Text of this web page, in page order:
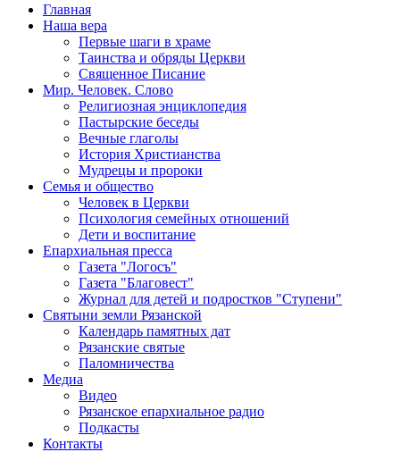
Главная
Наша вера
Первые шаги в храме
Таинства и обряды Церкви
Священное Писание
Мир. Человек. Слово
Религиозная энциклопедия
Пастырские беседы
Вечные глаголы
История Христианства
Мудрецы и пророки
Семья и общество
Человек в Церкви
Психология семейных отношений
Дети и воспитание
Епархиальная пресса
Газета "Логосъ"
Газета "Благовест"
Журнал для детей и подростков "Ступени"
Святыни земли Рязанской
Календарь памятных дат
Рязанские святые
Паломничества
Медиа
Видео
Рязанское епархиальное радио
Подкасты
Контакты